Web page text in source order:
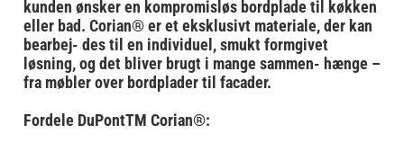
kunden ønsker en kompromisløs bordplade til køkken
eller bad. Corian® er et eksklusivt materiale, der kan
bearbej- des til en individuel, smukt formgivet
løsning, og det bliver brugt i mange sammen- hænge –
fra møbler over bordplader til facader.
Fordele DuPontTM Corian®: